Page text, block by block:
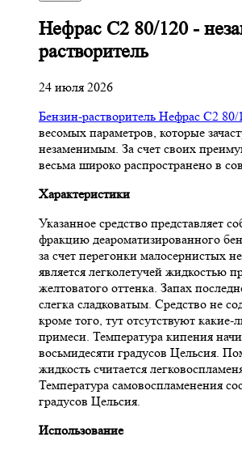
Нефрас С2 80/120 -
растворитель
24 июля 2026
Бензин-растворитель Нефрас С2 80/
весомых параметров, которые
незаменимым. За счет своих
весьма широко распространено в
Характеристики
Указанное средство представляет
фракцию деароматизированного
за счет перегонки малосернистых
является легколетучей жидкостью
желтоватого оттенка. Запах
слегка сладковатым. Средство не
кроме того, тут отсутствуют какие-
примеси. Температура кипения
восьмидесяти градусов Цельсия.
жидкость считается
Температура самовоспламенения
градусов Цельсия.
Использование